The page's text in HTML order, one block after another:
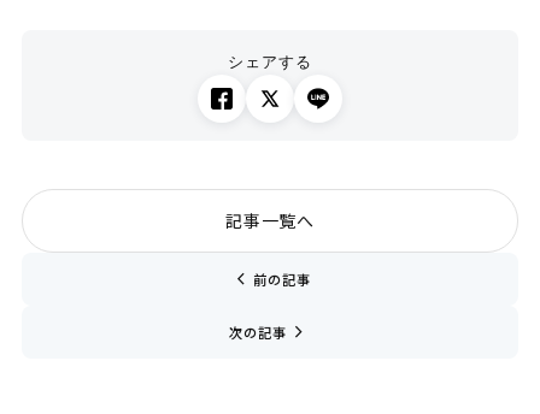
シェアする
chevron_left 前の記事
記事一覧へ
次の記事 navigate_next